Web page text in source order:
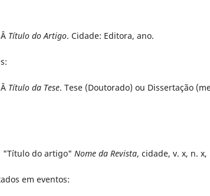
Título do Artigo. Cidade: Editora, ano.
Título da Tese. Tese (Doutorado) ou Dissertação
"Título do artigo" Nome da Revista, cidade, v. x, n. x,
em eventos: